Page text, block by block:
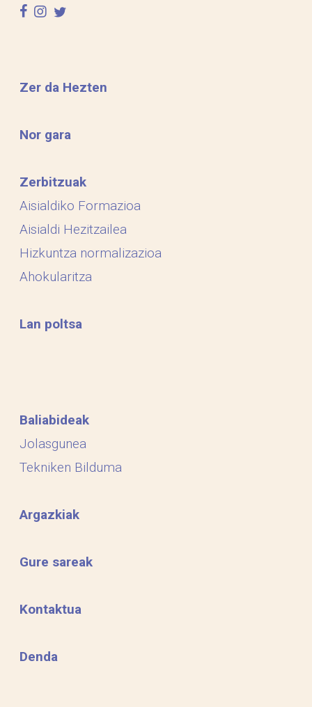
facebook
instagram
twitter
Zer da Hezten
Nor gara
Zerbitzuak
Aisialdiko Formazioa
Aisialdi Hezitzailea
Hizkuntza normalizazioa
Ahokularitza
Lan poltsa
Baliabideak
Jolasgunea
Tekniken Bilduma
Argazkiak
Gure sareak
Kontaktua
Denda